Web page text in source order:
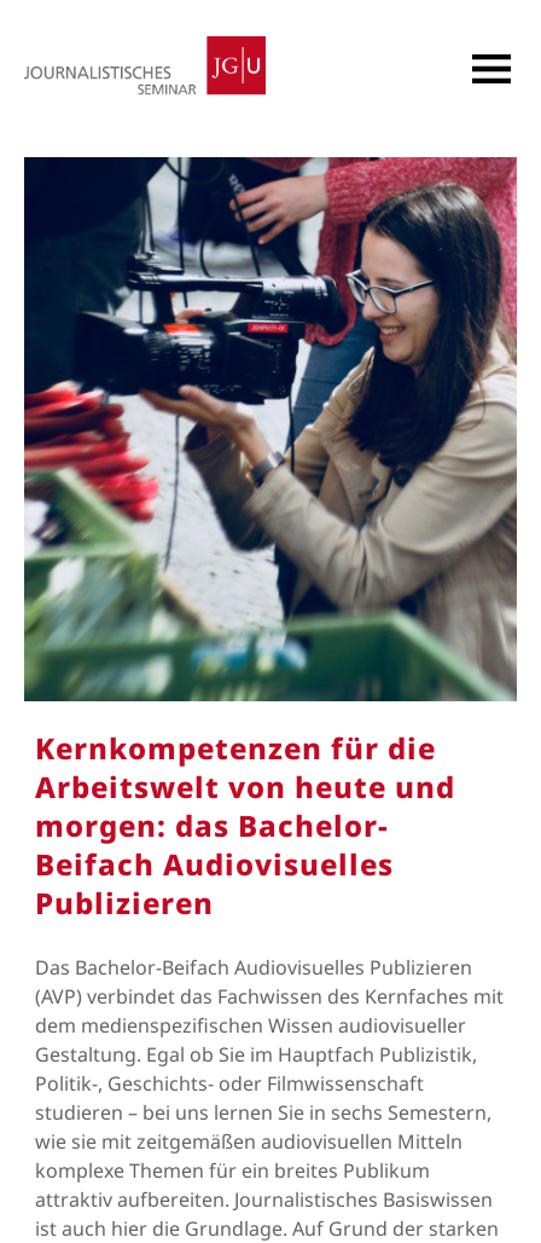
Studium
Weiterbildung
Aktuelles
Über uns
Kernkompetenzen für die
Arbeitswelt von heute und
morgen: das Bachelor-
Beifach Audiovisuelles
Publizieren
Das Bachelor-Beifach Audiovisuelles Publizieren
(AVP) verbindet das Fachwissen des Kernfaches mit
dem medienspezifischen Wissen audiovisueller
Gestaltung. Egal ob Sie im Hauptfach Publizistik,
Politik-, Geschichts- oder Filmwissenschaft
studieren – bei uns lernen Sie in sechs Semestern,
wie sie mit zeitgemäßen audiovisuellen Mitteln
komplexe Themen für ein breites Publikum
attraktiv aufbereiten. Journalistisches Basiswissen
ist auch hier die Grundlage. Auf Grund der starken